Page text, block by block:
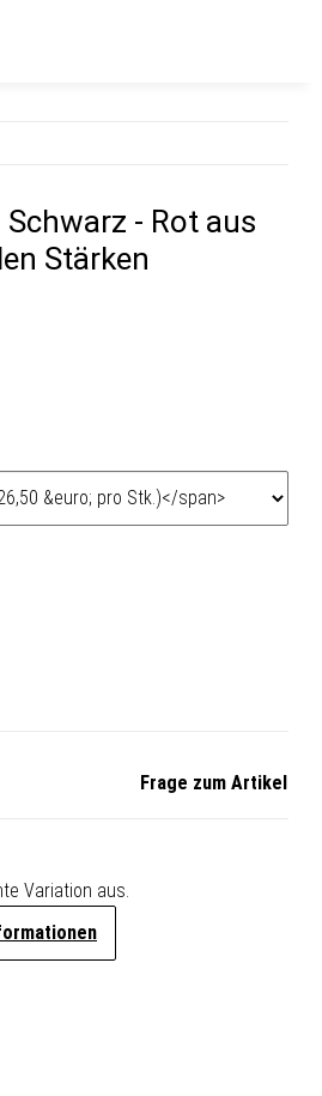
- Rot aus
Stärken
Frage zum Artikel
Variation aus.